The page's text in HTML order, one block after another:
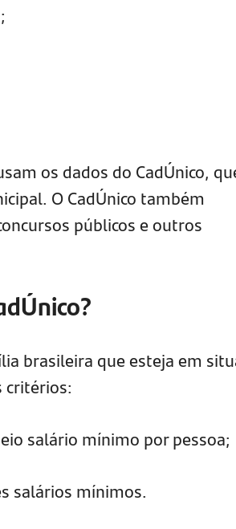
os dados do CadÚnico,
O CadÚnico também
públicos e outros
brasileira que esteja em
critérios:
salário mínimo por pessoa;
salários mínimos.